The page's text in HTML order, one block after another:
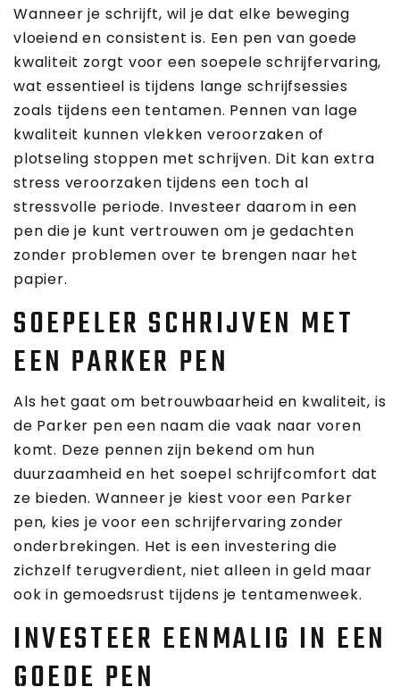
Wanneer je schrijft, wil je dat elke beweging
vloeiend en consistent is. Een pen van goede
kwaliteit zorgt voor een soepele schrijfervaring,
wat essentieel is tijdens lange schrijfsessies
zoals tijdens een tentamen. Pennen van lage
kwaliteit kunnen vlekken veroorzaken of
plotseling stoppen met schrijven. Dit kan extra
stress veroorzaken tijdens een toch al
stressvolle periode. Investeer daarom in een
pen die je kunt vertrouwen om je gedachten
zonder problemen over te brengen naar het
papier.
SOEPELER SCHRIJVEN MET
EEN PARKER PEN
Als het gaat om betrouwbaarheid en kwaliteit, is
de Parker pen een naam die vaak naar voren
komt. Deze pennen zijn bekend om hun
duurzaamheid en het soepel schrijfcomfort dat
ze bieden. Wanneer je kiest voor een Parker
pen, kies je voor een schrijfervaring zonder
onderbrekingen. Het is een investering die
zichzelf terugverdient, niet alleen in geld maar
ook in gemoedsrust tijdens je tentamenweek.
INVESTEER EENMALIG IN EEN